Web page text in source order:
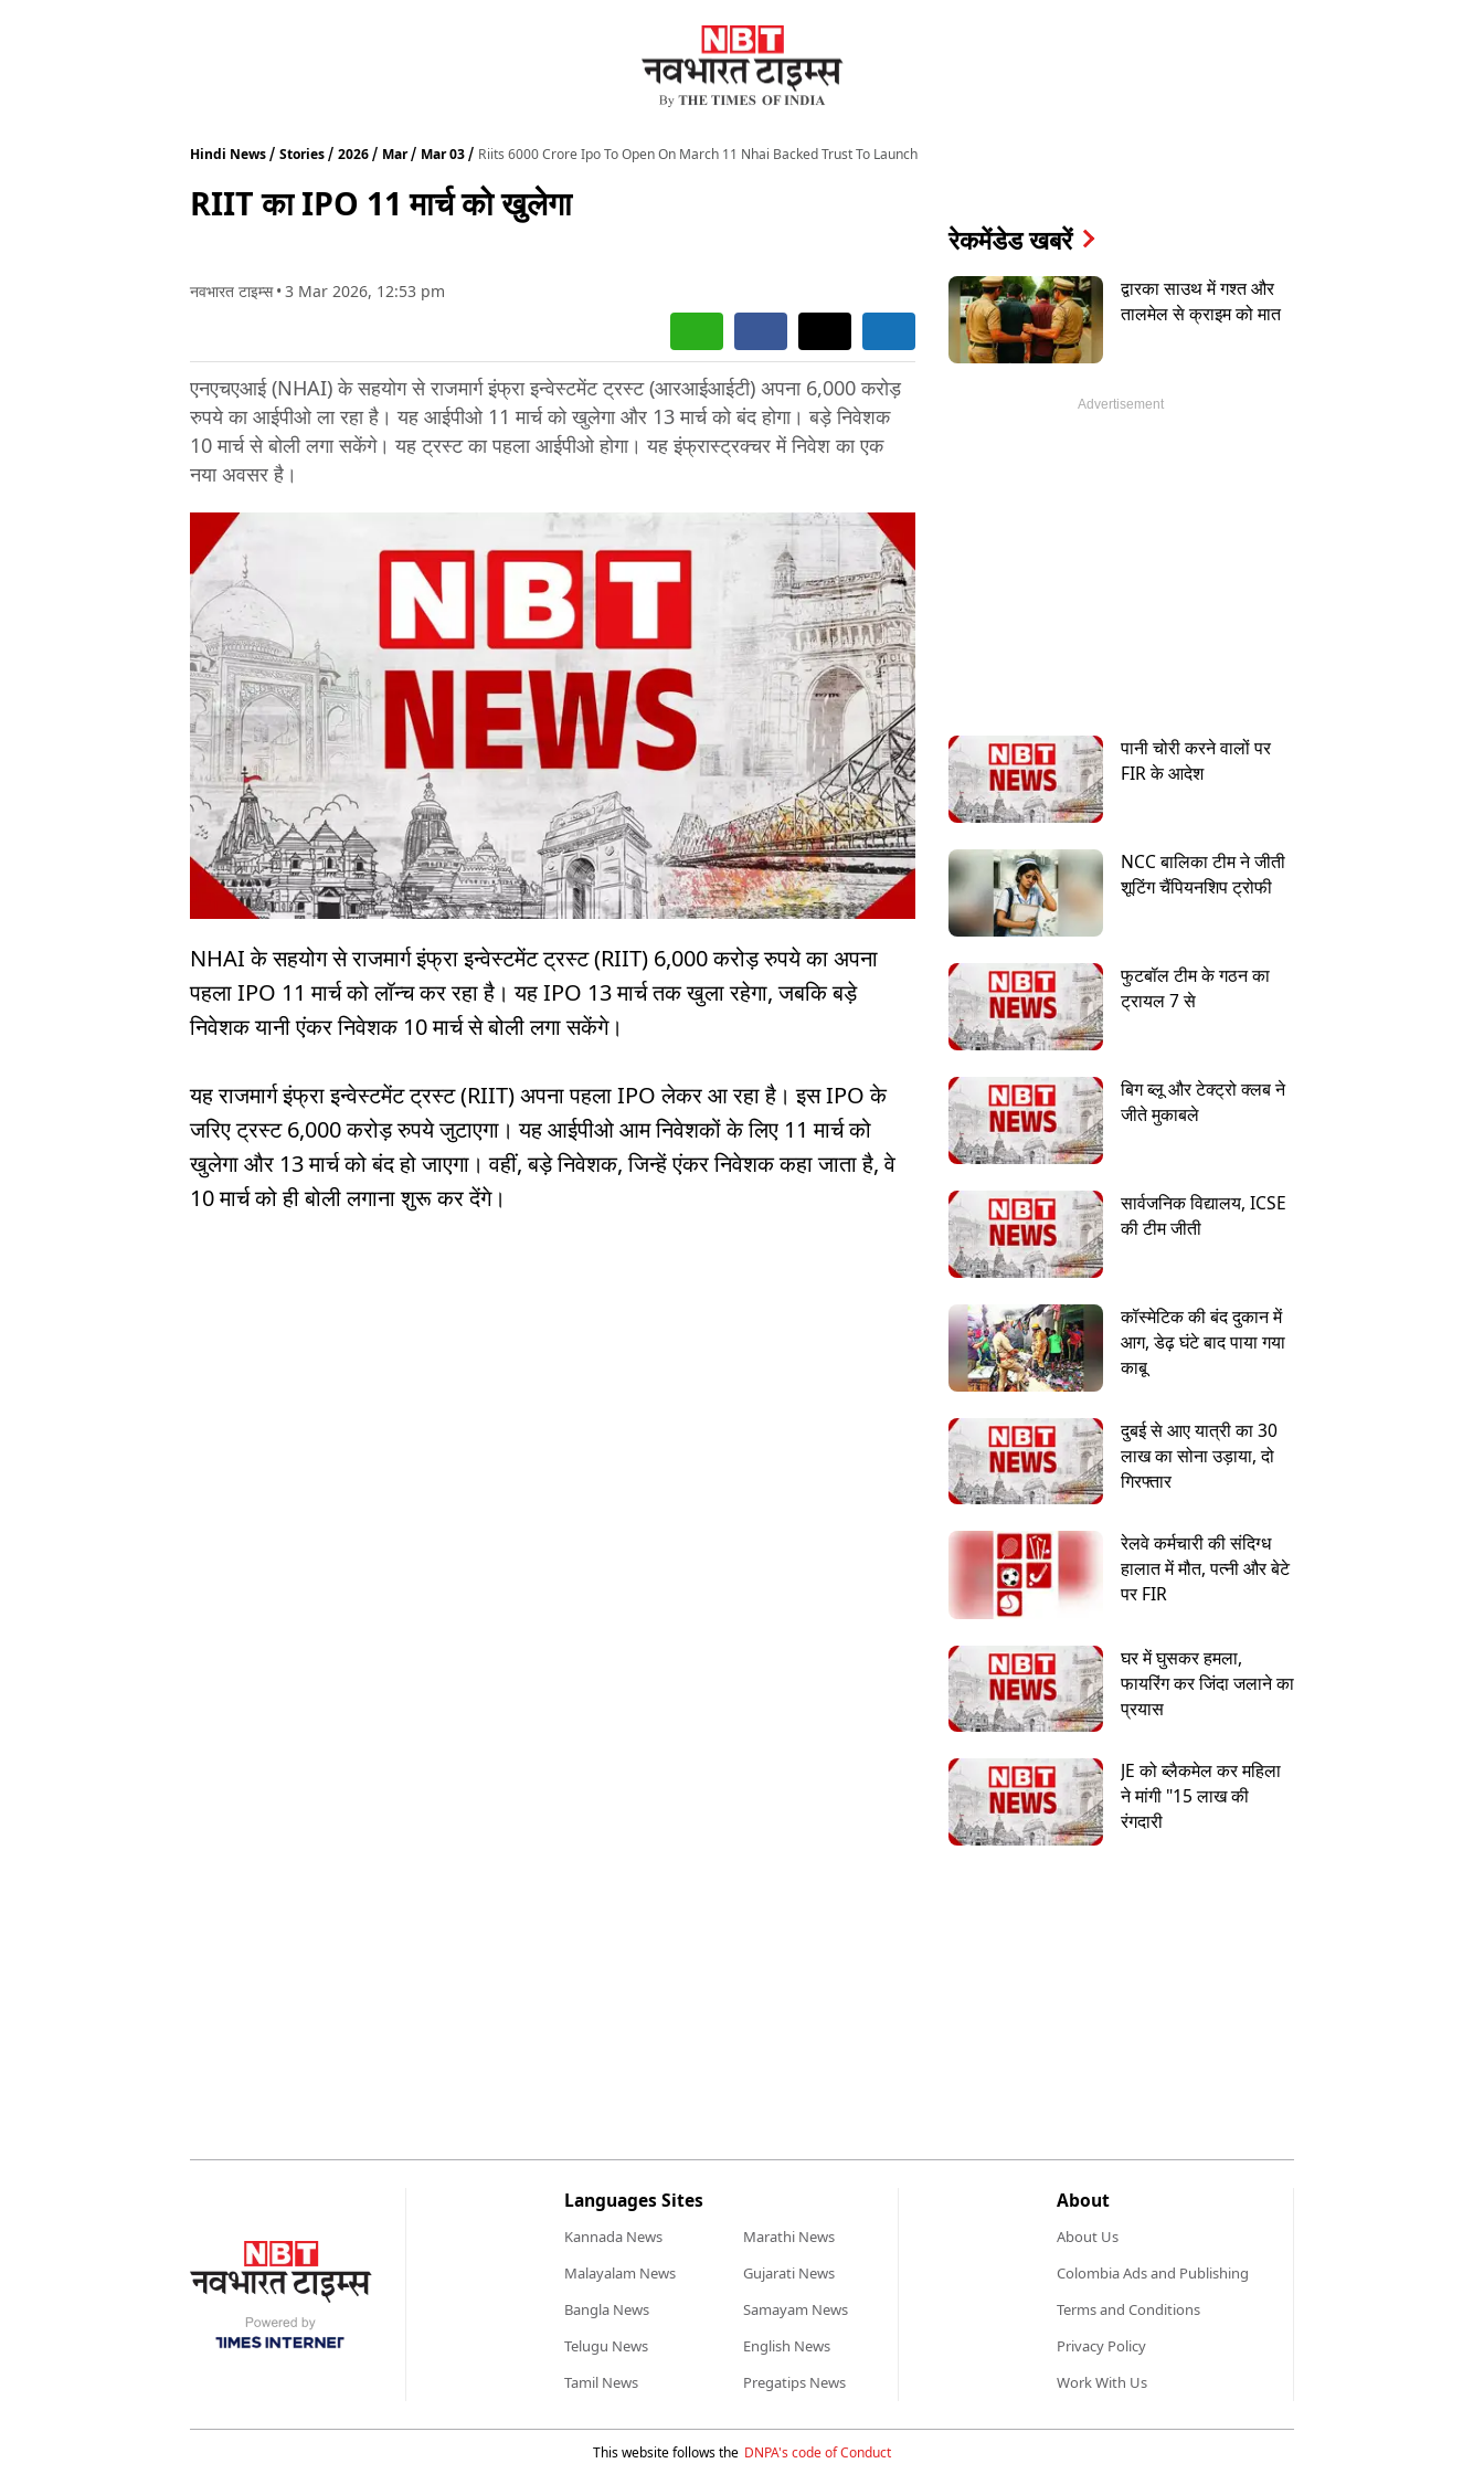
Hindi News Stories 2026 Mar Mar 03 Riits 6000 Crore Ipo To Open On March 11 Nhai Backed Trust To Launch
RIIT का IPO 11 मार्च को खुलेगा
नवभारत टाइम्स •3 Mar 2026, 12:53 pm
एनएचएआई (NHAI) के सहयोग से राजमार्ग इंफ्रा इन्वेस्टमेंट ट्रस्ट (आरआईआईटी) अपना 6,000 करोड़
रुपये का आईपीओ ला रहा है। यह आईपीओ 11 मार्च को खुलेगा और 13 मार्च को बंद होगा। बड़े निवेशक
10 मार्च से बोली लगा सकेंगे। यह ट्रस्ट का पहला आईपीओ होगा। यह इंफ्रास्ट्रक्चर में निवेश का एक
नया अवसर है।
NHAI के सहयोग से राजमार्ग इंफ्रा इन्वेस्टमेंट ट्रस्ट (RIIT) 6,000 करोड़ रुपये का अपना
पहला IPO 11 मार्च को लॉन्च कर रहा है। यह IPO 13 मार्च तक खुला रहेगा, जबकि बड़े
निवेशक यानी एंकर निवेशक 10 मार्च से बोली लगा सकेंगे।
यह राजमार्ग इंफ्रा इन्वेस्टमेंट ट्रस्ट (RIIT) अपना पहला IPO लेकर आ रहा है। इस IPO के
जरिए ट्रस्ट 6,000 करोड़ रुपये जुटाएगा। यह आईपीओ आम निवेशकों के लिए 11 मार्च को
खुलेगा और 13 मार्च को बंद हो जाएगा। वहीं, बड़े निवेशक, जिन्हें एंकर निवेशक कहा जाता है, वे
10 मार्च को ही बोली लगाना शुरू कर देंगे।
रेकमेंडेड खबरें
द्वारका साउथ में गश्त और
तालमेल से क्राइम को मात
पानी चोरी करने वालों पर
FIR के आदेश
NCC बालिका टीम ने जीती
शूटिंग चैंपियनशिप ट्रोफी
फुटबॉल टीम के गठन का
ट्रायल 7 से
बिग ब्लू और टेक्ट्रो क्लब ने
जीते मुकाबले
सार्वजनिक विद्यालय, ICSE
की टीम जीती
कॉस्मेटिक की बंद दुकान में
आग, डेढ़ घंटे बाद पाया गया
काबू
दुबई से आए यात्री का 30
लाख का सोना उड़ाया, दो
गिरफ्तार
रेलवे कर्मचारी की संदिग्ध
हालात में मौत, पत्नी और बेटे
पर FIR
घर में घुसकर हमला,
फायरिंग कर जिंदा जलाने का
प्रयास
JE को ब्लैकमेल कर महिला
ने मांगी "15 लाख की
रंगदारी
Languages Sites
KannadaNews
Malayalam News
BanglaNews
Telugu News
TamilNews
MarathiNews
GujaratiNews
Samayam News
English News
PregatipsNews
About
About Us
Colombia Ads and Publishing
Terms and Conditions
Privacy Policy
Work With Us
This website follows the DNPA's code of Conduct